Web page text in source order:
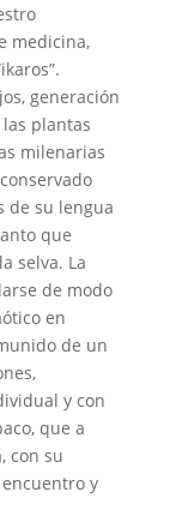
medicina,
generación
plantas
milenarias
de su lengua
que
selva. La
de modo
en
de un
y con
que a
con su
y